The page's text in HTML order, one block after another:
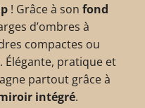
! Grâce à son fond
d’ombres à
compactes ou
Élégante, pratique et
partout grâce à
intégré.